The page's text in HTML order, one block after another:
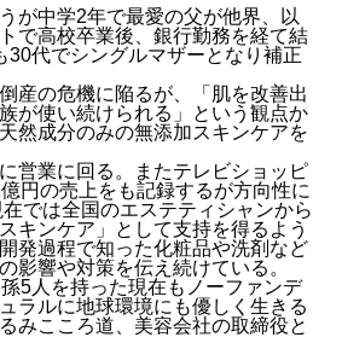
が中学2年で最愛の父が他界、以
で高校卒業後、銀行勤務を経て結
30代でシングルマザーとなり補正
産の危機に陥るが、「肌を改善出
が使い続けられる」という観点か
然成分のみの無添加スキンケアを
営業に回る。またテレビショッピ
円の売上をも記録するが方向性に
では全国のエステティシャンから
キンケア」として支持を得るよう
発過程で知った化粧品や洗剤など
影響や対策を伝え続けている。
5人を持った現在もノーファンデ
ラルに地球環境にも優しく生きる
みこころ道、美容会社の取締役と